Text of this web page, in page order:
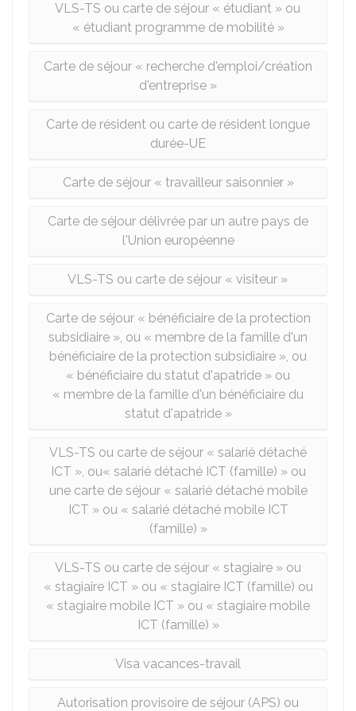
VLS-TS ou carte de séjour « étudiant » ou
« étudiant programme de mobilité »
Carte de séjour « recherche d'emploi/création
d'entreprise »
Carte de résident ou carte de résident longue
durée-UE
Carte de séjour « travailleur saisonnier »
Carte de séjour délivrée par un autre pays de
l'Union européenne
VLS-TS ou carte de séjour « visiteur »
Carte de séjour « bénéficiaire de la protection
subsidiaire », ou « membre de la famille d'un
bénéficiaire de la protection subsidiaire », ou
« bénéficiaire du statut d'apatride » ou
« membre de la famille d'un bénéficiaire du
statut d'apatride »
VLS-TS ou carte de séjour « salarié détaché
ICT », ou« salarié détaché ICT (famille) » ou
une carte de séjour « salarié détaché mobile
ICT » ou « salarié détaché mobile ICT
(famille) »
VLS-TS ou carte de séjour « stagiaire » ou
« stagiaire ICT » ou « stagiaire ICT (famille) ou
« stagiaire mobile ICT » ou « stagiaire mobile
ICT (famille) »
Visa vacances-travail
Autorisation provisoire de séjour (APS) ou